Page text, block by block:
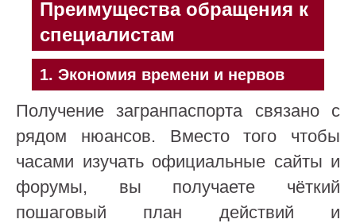
Преимущества обращения к
специалистам
1. Экономия времени и нервов
Получение загранпаспорта связано с
рядом нюансов. Вместо того чтобы
часами изучать официальные сайты и
форумы, вы получаете чёткий
пошаговый план действий и